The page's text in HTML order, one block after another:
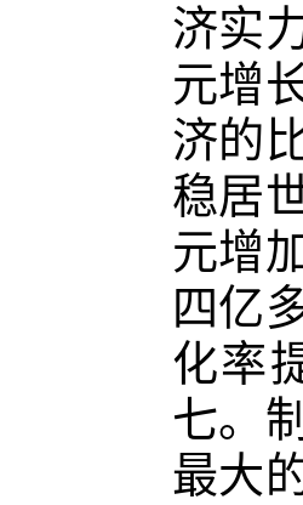
济实
元增
济的
稳居
元增
四亿
化率
七。
最大